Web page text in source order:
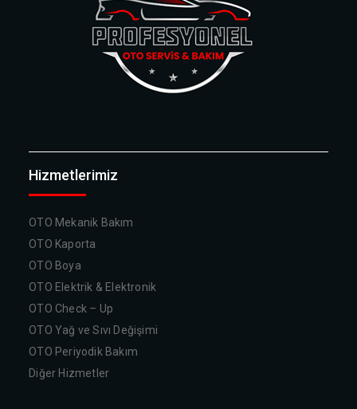
Hizmetlerimiz
OTO Mekanik Bakım
OTO Kaporta
OTO Boya
OTO Elektrik & Elektronik
OTO Check – Up
OTO Yağ ve Sıvı Değişimi
OTO Periyodik Bakım
Diğer Hizmetler